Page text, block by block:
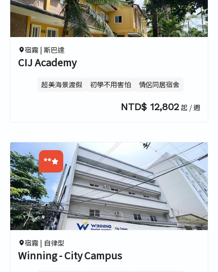
0.0
0.0
0.0
宿霧 | 斯巴達
CIJ Academy
超美海景渡假 初學不用害怕 情侶同居宿舍
NTD$ 12,802 起 / 週
**
0.0
0.0
0.0
0.0
宿霧 | 自律型
Winning - City Campus